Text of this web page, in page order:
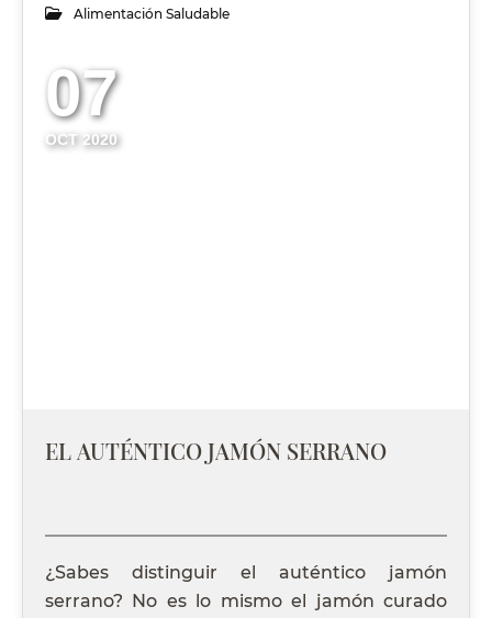
Alimentación Saludable
07
OCT 2020
EL AUTÉNTICO JAMÓN SERRANO
¿Sabes distinguir el auténtico jamón
serrano? No es lo mismo el jamón curado
.